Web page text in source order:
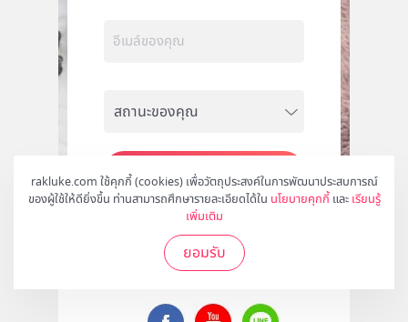
rakluke.com ใช้คุกกี้ (cookies) เพื่อวัตถุประสงค์ในการพัฒนาประสบการณ์
ของผู้ใช้ให้ดียิ่งขึ้น ท่านสามารถศึกษารายละเอียดได้ใน นโยบายคุกกี้ และ เรียนรู้
เพิ่มเติม
ยอมรับ
สมัคร
ติดตามเราได้ที่